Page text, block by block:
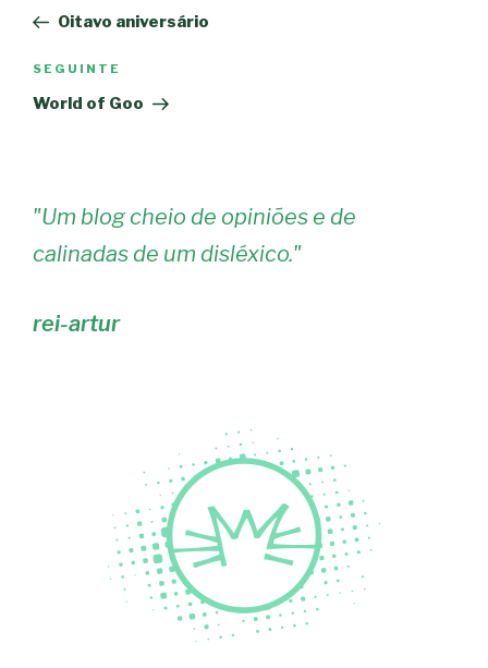
artigos
anterior
Oitavo aniversário
Conteúdo
seguinte
SEGUINTE
World of Goo
"Um blog cheio de opiniões e de
calinadas de um disléxico."
rei-artur